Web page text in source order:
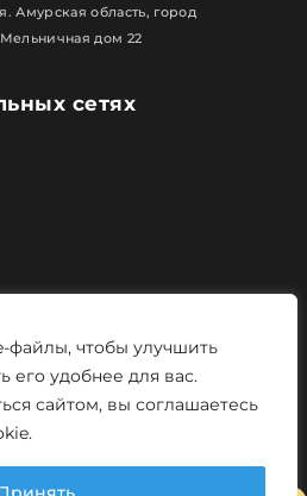
файлы, чтобы улучшить
его удобнее для вас.
сайтом, вы соглашаетесь
сетях
Амурская область, город
дом 22
отMonstro-studio